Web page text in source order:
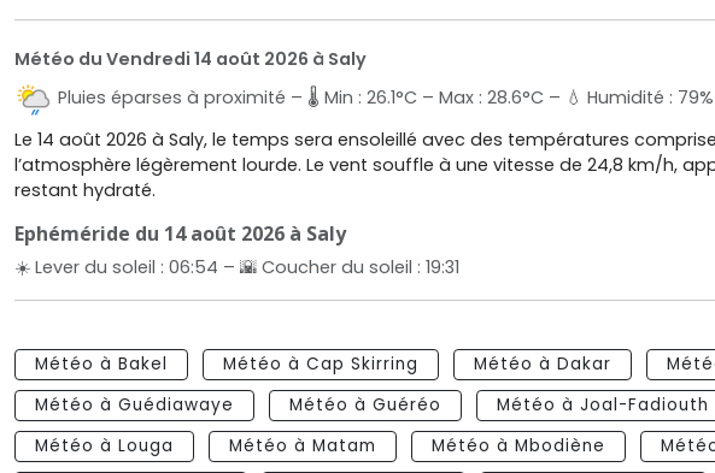
Météo du Vendredi 14 août 2026 à Saly
Pluies éparses à proximité – 🌡️ Min : 26.1°C – Max : 28.6°C – 💧 Humidité :
Le 14 août 2026 à Saly, le temps sera ensoleillé avec des températures
l’atmosphère légèrement lourde. Le vent souffle à une vitesse de 24,8 km/h,
restant hydraté.
Ephéméride du 14 août 2026 à Saly
☀️ Lever du soleil : 06:54 – 🌇 Coucher du soleil : 19:31
Météo à Bakel Météo à Cap Skirring Météo à Dakar
Météo à Guédiawaye
Météo à Guéréo Météo à Joal-Fadiouth
Météo à Louga
Météo à Matam Météo à Mbodiène